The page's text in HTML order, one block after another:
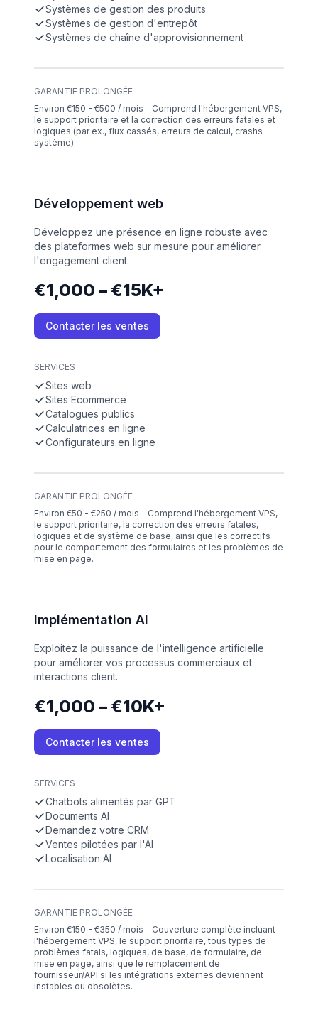
Systèmes de gestion des produits
Systèmes de gestion d'entrepôt
Systèmes de chaîne d'approvisionnement
GARANTIE PROLONGÉE
Environ €150 - €500 / mois – Comprend l'hébergement VPS,
le support prioritaire et la correction des erreurs fatales et
logiques (par ex., flux cassés, erreurs de calcul, crashs
système).
Développement web
Développez une présence en ligne robuste avec
des plateformes web sur mesure pour améliorer
l'engagement client.
€1,000 – €15K+
Contacter les ventes
SERVICES
Sites web
Sites Ecommerce
Catalogues publics
Calculatrices en ligne
Configurateurs en ligne
GARANTIE PROLONGÉE
Environ €50 - €250 / mois – Comprend l'hébergement VPS,
le support prioritaire, la correction des erreurs fatales,
logiques et de système de base, ainsi que les correctifs
pour le comportement des formulaires et les problèmes de
mise en page.
Implémentation AI
Exploitez la puissance de l'intelligence artificielle
pour améliorer vos processus commerciaux et
interactions client.
€1,000 – €10K+
Contacter les ventes
SERVICES
Chatbots alimentés par GPT
Documents AI
Demandez votre CRM
Ventes pilotées par l'AI
Localisation AI
GARANTIE PROLONGÉE
Environ €150 - €350 / mois – Couverture complète incluant
l'hébergement VPS, le support prioritaire, tous types de
problèmes fatals, logiques, de base, de formulaire, de
mise en page, ainsi que le remplacement de
fournisseur/API si les intégrations externes deviennent
instables ou obsolètes.